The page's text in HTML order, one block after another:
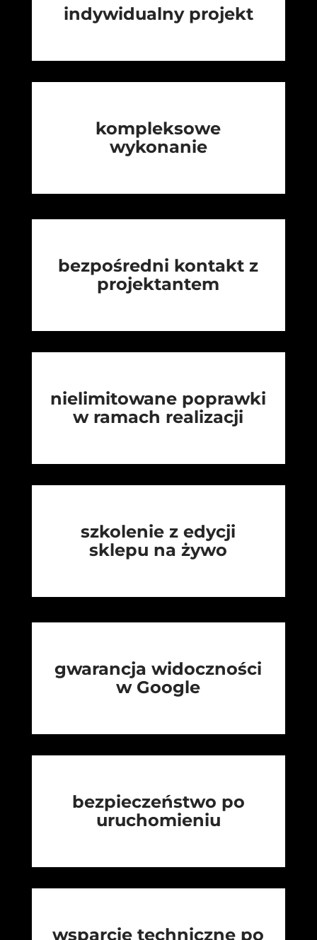
indywidualny projekt
kompleksowe
wykonanie
bezpośredni kontakt z
projektantem
nielimitowane poprawki
w ramach realizacji
szkolenie z edycji
sklepu na żywo
gwarancja widoczności
w Google
bezpieczeństwo po
uruchomieniu
wsparcie techniczne po